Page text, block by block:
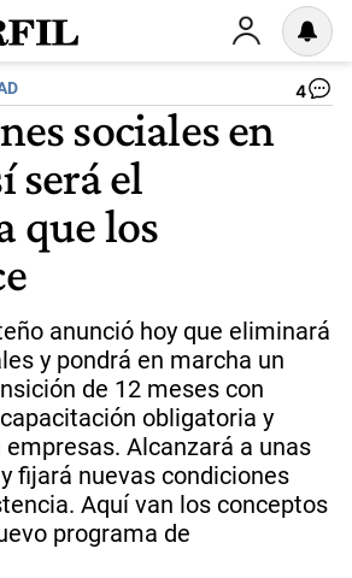
4
sociales en
será el
que los
anunció hoy que eliminará
y pondrá en marcha un
de 12 meses con
obligatoria y
Alcanzará a unas
fijará nuevas condiciones
Aquí van los conceptos
programa de